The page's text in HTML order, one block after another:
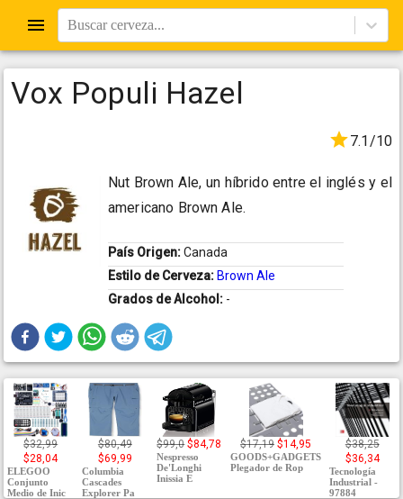
Buscar cerveza...
Vox Populi Hazel
7.1/10
Nut Brown Ale, un híbrido entre el inglés y el
americano Brown Ale.
País Origen:Canada
Estilo de Cerveza: Brown Ale
Grados de Alcohol: -
$32,99
$28,04
ELEGOO
Conjunto
Medio de Inic
$80,49
$69,99
Columbia
Cascades
Explorer Pa
$99,0 $84,78
Nespresso
De'Longhi
Inissia E
$17,19 $14,95
GOODS+GADGETS
Plegador de Rop
$38,25
$36,34
Tecnología
Industrial -
97884